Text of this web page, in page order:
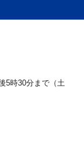
5時30分まで（土